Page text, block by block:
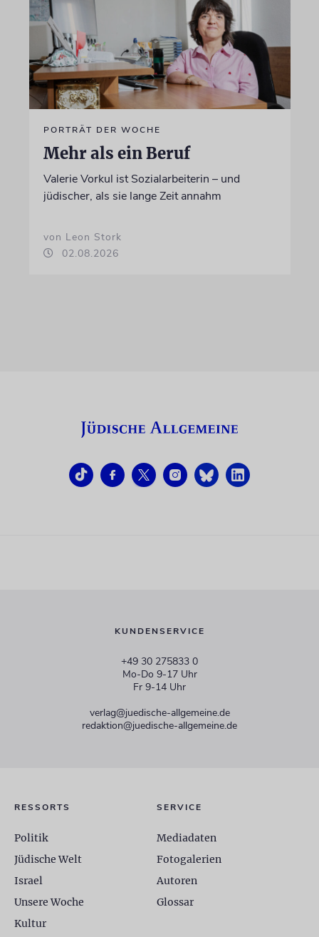
PORTRÄT DER WOCHE
Mehr als ein Beruf
Valerie Vorkul ist Sozialarbeiterin – und
jüdischer, als sie lange Zeit annahm
von Leon Stork
02.08.2026
KUNDENSERVICE
+49 30 275833 0
Mo-Do 9-17 Uhr
Fr 9-14 Uhr
verlag@juedische-allgemeine.de
redaktion@juedische-allgemeine.de
RESSORTS
Politik
Jüdische Welt
Israel
Unsere Woche
Kultur
SERVICE
Mediadaten
Fotogalerien
Autoren
Glossar